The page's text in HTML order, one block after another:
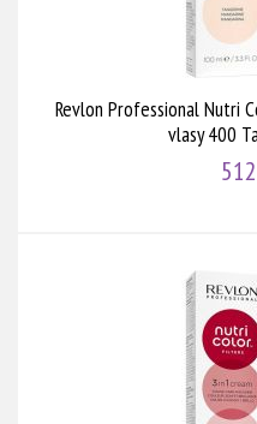
Revlon Professional Nutri
vlasy 400